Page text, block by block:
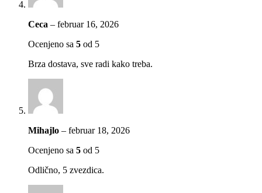
Ceca – februar 16, 2026
Ocenjeno sa 5 od 5
Brza dostava, sve radi kako treba.
Mihajlo – februar 18, 2026
Ocenjeno sa 5 od 5
Odlično, 5 zvezdica.